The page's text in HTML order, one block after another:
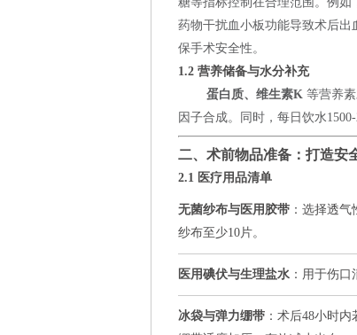
药物干扰血小板功能导致术后
保手术安全性。
1.2 营养储备与水分补充
蛋白质、维生素K 等营养
因子合成。同时，每日饮水
二、术前物品准备：打造安
2.1 医疗用品清单
无菌纱布与医用胶带 ：选择透
纱布至少10片。
医用碘伏与生理盐水 ：用于伤
冰袋与弹力绷带 ：术后48小时